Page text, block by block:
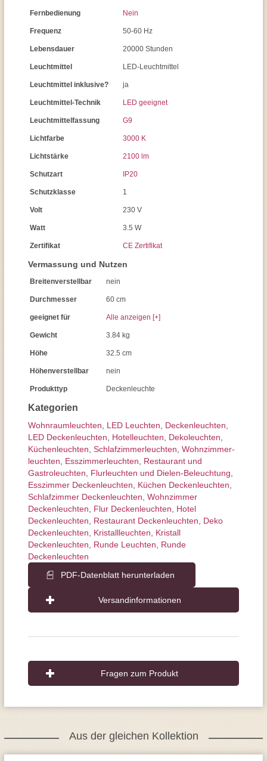
Kategorien
Wohnraum­leuchten LED Leuchten Decken­leuchten
LED Deckenleuchten
Hotelleuchten Dekoleuchten
Küchenleuchten Schlafzimmer­leuchten Wohnzimmer­
leuchten
Esszimmer­­leuchten
Restaurant und
Gastroleuchten
Flurleuchten und Dielen-Beleuchtung
Esszimmer Deckenleuchten
Küchen Deckenleuchten
Schlafzimmer Deckenleuchten Wohnzimmer
Deckenleuchten
Flur Deckenleuchten
Hotel
Deckenleuchten
Restaurant Deckenleuchten
Deko
Deckenleuchten
Kristallleuchten
Kristall
Deckenleuchten
Runde Leuchten
Runde
Deckenleuchten
PDF-Datenblatt herunterladen
Versandinformationen
Fernbedienung Nein
Frequenz 50-60 Hz
Lebensdauer 20000 Stunden
Leuchtmittel LED-Leuchtmittel
Leuchtmittel inklusive? ja
Leuchtmittel-Technik LED geeignet
Leuchtmittelfassung G9
Lichtfarbe 3000 K
Lichtstärke 2100 lm
Schutzart IP20
Schutzklasse 1
Volt 230 V
Watt 3.5 W
Zertifikat CE Zertifikat
Vermassung und Nutzen
Breitenverstellbar nein
Durchmesser 60 cm
geeignet für Alle anzeigen [+]
Gewicht 3.84 kg
Höhe 32.5 cm
Höhenverstellbar nein
Produkttyp Deckenleuchte
Fragen zum Produkt
Aus der gleichen Kollektion